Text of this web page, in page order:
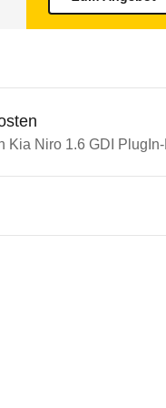
Kia Niro 1.6 GDI
Ihres